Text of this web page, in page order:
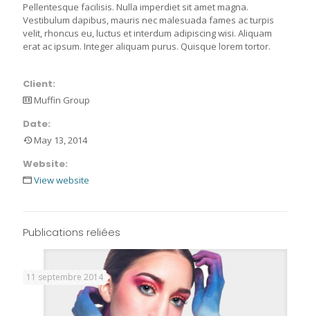
Pellentesque facilisis. Nulla imperdiet sit amet magna.
Vestibulum dapibus, mauris nec malesuada fames ac turpis
velit, rhoncus eu, luctus et interdum adipiscing wisi. Aliquam
erat ac ipsum. Integer aliquam purus. Quisque lorem tortor.
Client:
Muffin Group
Date:
May 13, 2014
Website:
View website
Publications reliées
11 septembre 2014